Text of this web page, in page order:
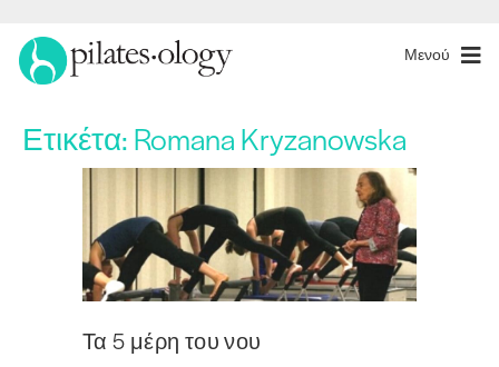
Μενού
Ετικέτα:Romana Kryzanowska
Τα 5 μέρη του νου